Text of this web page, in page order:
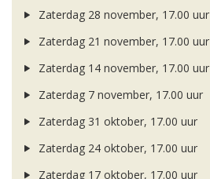
Zaterdag 28 november, 17.00 uur
Zaterdag 21 november, 17.00 uur
Zaterdag 14 november, 17.00 uur
Zaterdag 7 november, 17.00 uur
Zaterdag 31 oktober, 17.00 uur
Zaterdag 24 oktober, 17.00 uur
Zaterdag 17 oktober, 17.00 uur